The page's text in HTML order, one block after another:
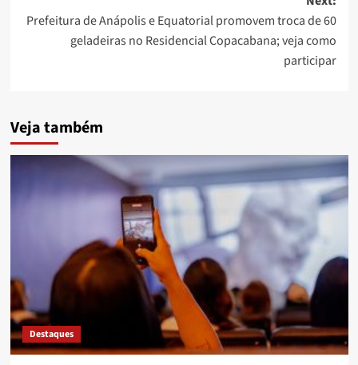
Prefeitura de Anápolis e Equatorial promovem troca de 60
geladeiras no Residencial Copacabana; veja como
participar
Veja também
Destaques